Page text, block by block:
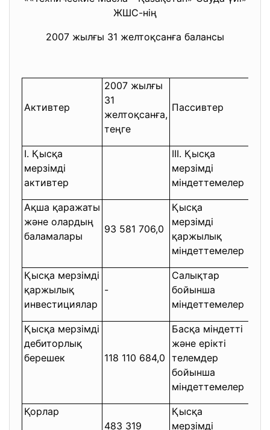
ЖШС-нің
2007 жылғы 31 желтоқсанға балансы
Активтер
2007 жылғы
31
желтоқсанға,
теңге
Пассивтер
I. Қысқа
мерзімді
активтер
III. Қысқа
мерзімді
міндеттемелер
Ақша қаражаты
және олардың
баламалары
93 581 706,0
Қысқа
мерзімді
қаржылық
міндеттемелер
Қысқа мерзімді
қаржылық
инвестициялар
-
Салықтар
бойынша
міндеттемелер
Қысқа мерзімді
дебиторлық
берешек
118 110 684,0
Басқа міндетті
және ерікті
телемдер
бойынша
міндеттемелер
Қорлар
483 319
Қысқа
мерзімді